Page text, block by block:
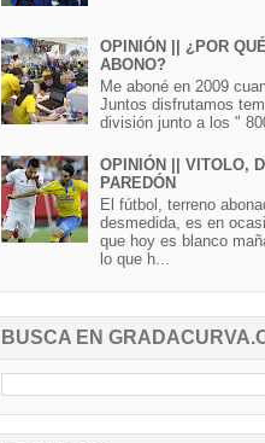
OPINIÓN || ¿POR
ABONO?
Me aboné en 2009
Juntos disfrutamos
división junto a los "
OPINIÓN || VITOLO,
PAREDÓN
El fútbol, terreno
desmedida, es en
que hoy es blanco
lo que h...
BUSCA EN